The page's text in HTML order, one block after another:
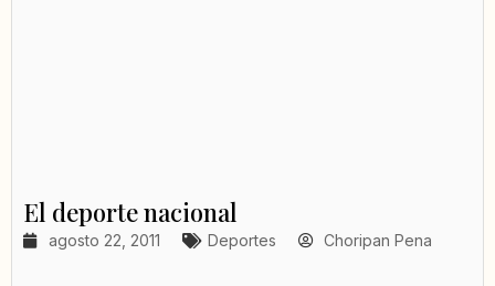
El deporte nacional
agosto 22, 2011 Deportes Choripan Pena